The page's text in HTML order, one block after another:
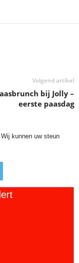
Volgend artikel
bij Jolly –
eerste paasdag
kunnen uw steun